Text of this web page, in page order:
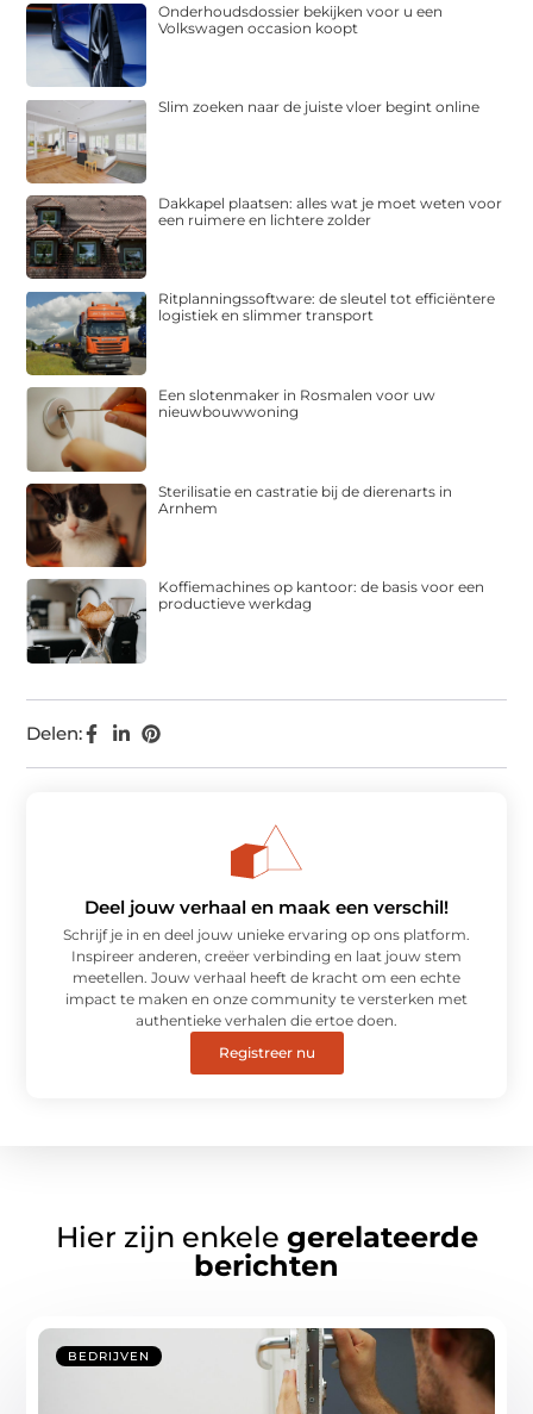
Delen:
Onderhoudsdossier bekijken voor u een
Volkswagen occasion koopt
Slim zoeken naar de juiste vloer begint online
Dakkapel plaatsen: alles wat je moet weten voor
een ruimere en lichtere zolder
Ritplanningssoftware: de sleutel tot efficiëntere
logistiek en slimmer transport
Een slotenmaker in Rosmalen voor uw
nieuwbouwwoning
Sterilisatie en castratie bij de dierenarts in
Arnhem
Koffiemachines op kantoor: de basis voor een
productieve werkdag
Deel jouw verhaal en maak een verschil!
Schrijf je in en deel jouw unieke ervaring op ons platform.
Inspireer anderen, creëer verbinding en laat jouw stem
meetellen. Jouw verhaal heeft de kracht om een echte
impact te maken en onze community te versterken met
authentieke verhalen die ertoe doen.
Registreer nu
Hier zijn enkele gerelateerde
berichten
BEDRIJVEN